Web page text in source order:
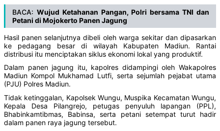
BACA: Wujud Ketahanan Pangan, Polri bersama TNI dan
Petani di Mojokerto Panen Jagung
Hasil panen selanjutnya dibeli oleh warga sekitar dan dipasarkan
ke pedagang besar di wilayah Kabupaten Madiun. Rantai
distribusi itu menciptakan siklus ekonomi lokal yang produktif.
Dalam panen jagung itu, kapolres didampingi oleh Wakapolres
Madiun Kompol Mukhamad Lutfi, serta sejumlah pejabat utama
(PJU) Polres Madiun.
Tidak ketinggalan, Kapolsek Wungu, Muspika Kecamatan Wungu,
Kepala Desa Pilangrejo, petugas penyuluh lapangan (PPL),
Bhabinkamtibmas, Babinsa, serta petani setempat turut hadir
dalam panen raya jagung tersebut.